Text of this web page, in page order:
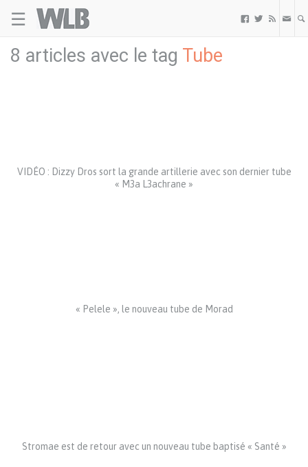
☰   
8 articles avec le tag Tube
VIDÉO : Dizzy Dros sort la grande artillerie avec son dernier tube
« M3a L3achrane »
« Pelele », le nouveau tube de Morad
Stromae est de retour avec un nouveau tube baptisé « Santé »